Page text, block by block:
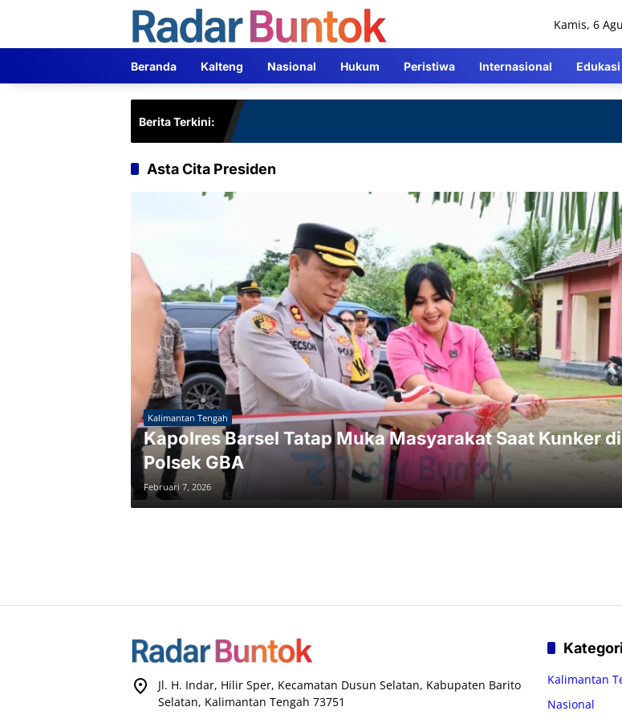
Kamis, 6
Beranda Kalteng Nasional Hukum Peristiwa Internasional Edukasi
Berita Terkini:
Asta Cita Presiden
Kalimantan Tengah
Kapolres Barsel Tatap Muka Masyarakat Saat Kunker di
Polsek GBA
Februari 7, 2026
Jl. H. Indar, Hilir Sper, Kecamatan Dusun Selatan, Kabupaten Barito
Selatan, Kalimantan Tengah 73751
Kategori
Kalimantan
Nasional